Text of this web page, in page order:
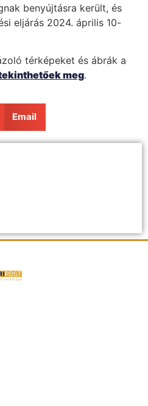
benyújtásra került, és
eljárás 2024. április 10-
térképeket és ábrák a
meg.
Email